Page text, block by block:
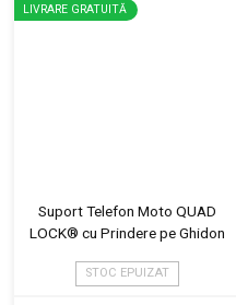
LIVRARE GRATUITĂ
Suport Telefon Moto QUAD
LOCK® cu Prindere pe Ghidon
STOC EPUIZAT